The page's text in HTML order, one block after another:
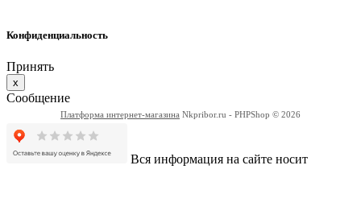
Конфиденциальность
Принять
x
Сообщение
Платформа интернет-магазина Nkpribor.ru - PHPShop © 2026
Вся информация на сайте носит